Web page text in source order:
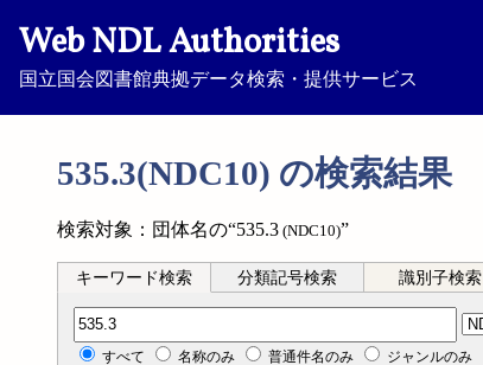
Web NDL Authorities
国立国会図書館典拠データ検索・提供サービス
535.3(NDC10) の検索結果
検索対象：団体名の“535.3 (NDC10)”
キーワード検索 分類記号検索 識別子検索
分類記号検索
すべて 名称のみ 普通件名のみ ジャンルのみ